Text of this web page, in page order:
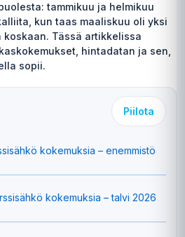
tammikuu ja helmikuu
kun taas maaliskuu oli yksi
Tässä artikkelissa
hintadatan ja sen,
sopii.
Piilota
kokemuksia – enemmistö
kokemuksia – talvi 2026